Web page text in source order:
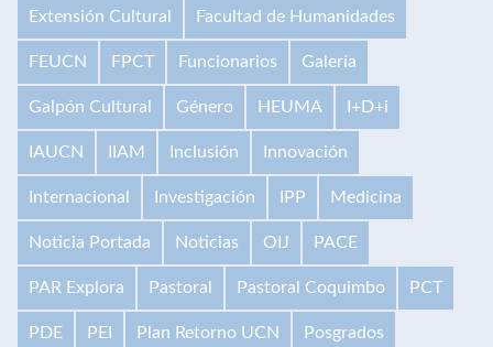
Extensión Cultural Facultad de Humanidades
FEUCN FPCT Funcionarios Galería
Galpón Cultural Género HEUMA I+D+i
IAUCN IIAM Inclusión Innovación
Internacional Investigación IPP Medicina
Noticia Portada Noticias OIJ PACE
PAR Explora Pastoral Pastoral Coquimbo PCT
PDE PEI Plan Retorno UCN Posgrados